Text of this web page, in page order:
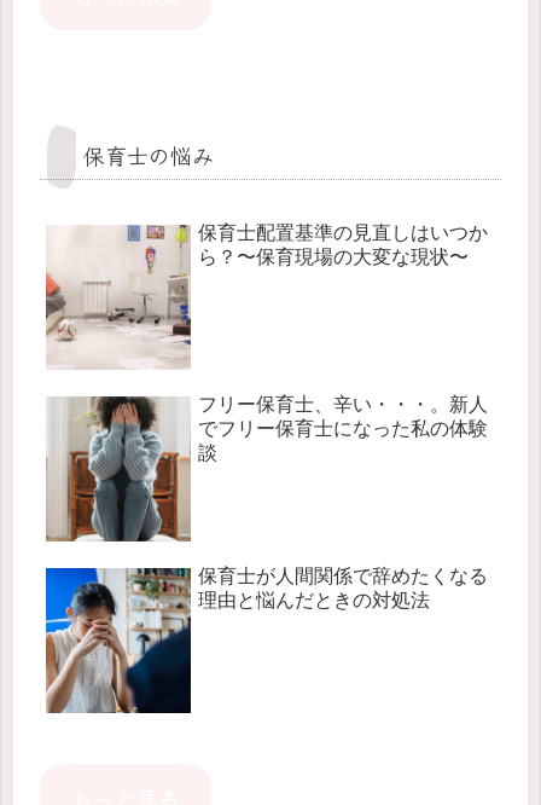
保育士の悩み
保育士配置基準の見直しはいつか
ら？〜保育現場の大変な現状〜
フリー保育士、辛い・・・。新人
でフリー保育士になった私の体験
談
保育士が人間関係で辞めたくなる
理由と悩んだときの対処法